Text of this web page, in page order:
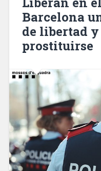
por
con
Barcelona
de libertad
prostituirse